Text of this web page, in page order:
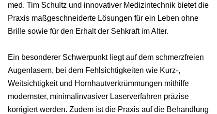
med. Tim Schultz und innovativer Medizintechnik bietet die
Praxis maßgeschneiderte Lösungen für ein Leben ohne
Brille sowie für den Erhalt der Sehkraft im Alter.
Ein besonderer Schwerpunkt liegt auf dem schmerzfreien
Augenlasern, bei dem Fehlsichtigkeiten wie Kurz-,
Weitsichtigkeit und Hornhautverkrümmungen mithilfe
modernster, minimalinvasiver Laserverfahren präzise
korrigiert werden. Zudem ist die Praxis auf die Behandlung